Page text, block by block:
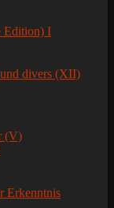
Edition) I
divers (XII)
(V)
Erkenntnis